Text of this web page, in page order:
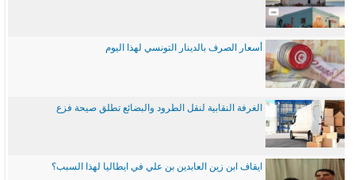
أسعار الصرف بالدينار التونسي لهذا اليوم
الغرفة النقابية لنقل الطرود والبضائع تطلق صيحة فزع
ايقاف ابن زين العابدين بن علي في ايطاليا لهذا السبب؟